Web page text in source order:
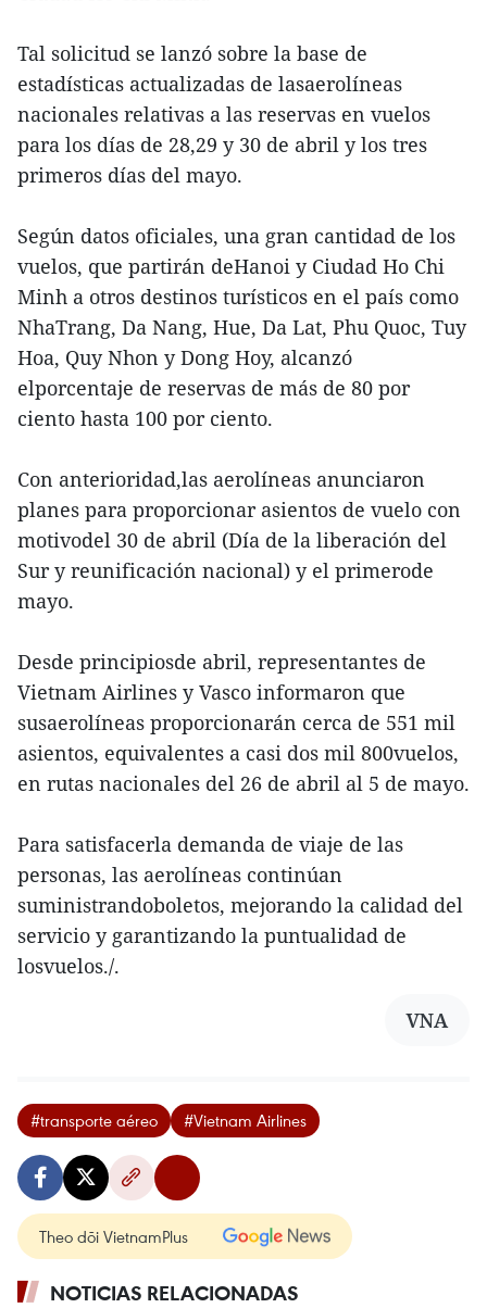
Tal solicitud se lanzó sobre la base de
estadísticas actualizadas de lasaerolíneas
nacionales relativas a las reservas en vuelos
para los días de 28,29 y 30 de abril y los tres
primeros días del mayo.
Según datos oficiales, una gran cantidad de los
vuelos, que partirán deHanoi y Ciudad Ho Chi
Minh a otros destinos turísticos en el país como
NhaTrang, Da Nang, Hue, Da Lat, Phu Quoc, Tuy
Hoa, Quy Nhon y Dong Hoy, alcanzó
elporcentaje de reservas de más de 80 por
ciento hasta 100 por ciento.
Con anterioridad,las aerolíneas anunciaron
planes para proporcionar asientos de vuelo con
motivodel 30 de abril (Día de la liberación del
Sur y reunificación nacional) y el primerode
mayo.
Desde principiosde abril, representantes de
Vietnam Airlines y Vasco informaron que
susaerolíneas proporcionarán cerca de 551 mil
asientos, equivalentes a casi dos mil 800vuelos,
en rutas nacionales del 26 de abril al 5 de mayo.
Para satisfacerla demanda de viaje de las
personas, las aerolíneas continúan
suministrandoboletos, mejorando la calidad del
servicio y garantizando la puntualidad de
losvuelos./.
VNA
#transporte aéreo #Vietnam Airlines
Theo dõi VietnamPlus
NOTICIAS RELACIONADAS